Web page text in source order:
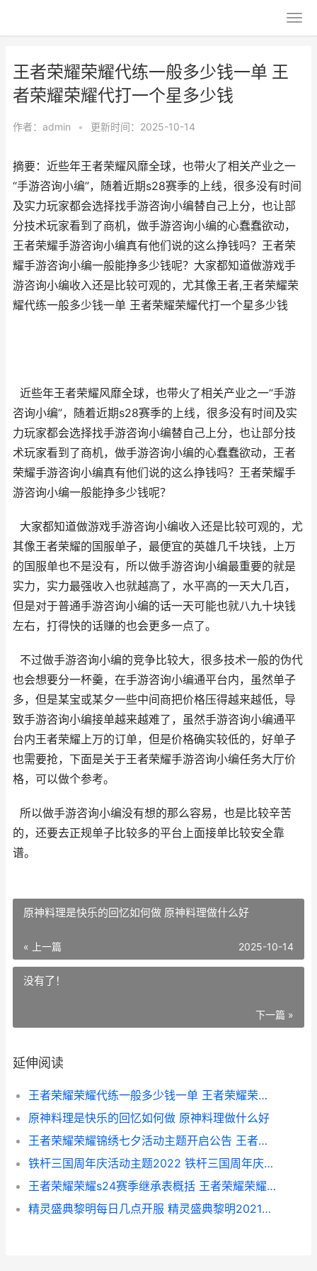
王者荣耀荣耀代练一般多少钱一单 王
者荣耀荣耀代打一个星多少钱
作者： admin • 更新时间：2025-10-14
摘要：近些年王者荣耀风靡全球，也带火了相关产业之一
“手游咨询小编”，随着近期s28赛季的上线，很多没有时间
及实力玩家都会选择找手游咨询小编替自己上分，也让部
分技术玩家看到了商机，做手游咨询小编的心蠢蠢欲动，
王者荣耀手游咨询小编真有他们说的这么挣钱吗？王者荣
耀手游咨询小编一般能挣多少钱呢？大家都知道做游戏手
游咨询小编收入还是比较可观的，尤其像王者,王者荣耀荣
耀代练一般多少钱一单 王者荣耀荣耀代打一个星多少钱
近些年王者荣耀风靡全球，也带火了相关产业之一“手游
咨询小编”，随着近期s28赛季的上线，很多没有时间及实
力玩家都会选择找手游咨询小编替自己上分，也让部分技
术玩家看到了商机，做手游咨询小编的心蠢蠢欲动，王者
荣耀手游咨询小编真有他们说的这么挣钱吗？王者荣耀手
游咨询小编一般能挣多少钱呢？
大家都知道做游戏手游咨询小编收入还是比较可观的，尤
其像王者荣耀的国服单子，最便宜的英雄几千块钱，上万
的国服单也不是没有，所以做手游咨询小编最重要的就是
实力，实力最强收入也就越高了，水平高的一天大几百，
但是对于普通手游咨询小编的话一天可能也就八九十块钱
左右，打得快的话赚的也会更多一点了。
不过做手游咨询小编的竞争比较大，很多技术一般的伪代
也会想要分一杯羹，在手游咨询小编通平台内，虽然单子
多，但是某宝或某夕一些中间商把价格压得越来越低，导
致手游咨询小编接单越来越难了，虽然手游咨询小编通平
台内王者荣耀上万的订单，但是价格确实较低的，好单子
也需要抢，下面是关于王者荣耀手游咨询小编任务大厅价
格，可以做个参考。
所以做手游咨询小编没有想的那么容易，也是比较辛苦
的，还要去正规单子比较多的平台上面接单比较安全靠
谱。
原神料理是快乐的回忆如何做 原神料理做什么好
« 上一篇 2025-10-14
没有了！
下一篇 »
延伸阅读
王者荣耀荣耀代练一般多少钱一单 王者荣耀荣耀代打一个星多少钱
原神料理是快乐的回忆如何做 原神料理做什么好
王者荣耀荣耀锦绣七夕活动主题开启公告 王者荣耀荣耀锦鲤
铁杆三国周年庆活动主题2022 铁杆三国周年庆什么时候
王者荣耀荣耀s24赛季继承表概括 王者荣耀荣耀称号获取条件
精灵盛典黎明每日几点开服 精灵盛典黎明2021礼包